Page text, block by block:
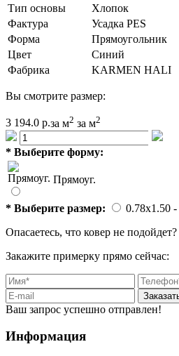
Тип основы
Хлопок
Фактура
Усадка PES
Форма
Прямоугольник
Цвет
Синий
Фабрика
KARMEN HALI
Вы смотрите размер:
3 194.0 р.за м2 за м2
* Выберите форму:
Прямоуг.
* Выберите размер: 0.78x1.50 -
Опасаетесь, что ковер не подойдет?
Закажите примерку прямо сейчас:
Ваш запрос успешно отправлен!
Информация